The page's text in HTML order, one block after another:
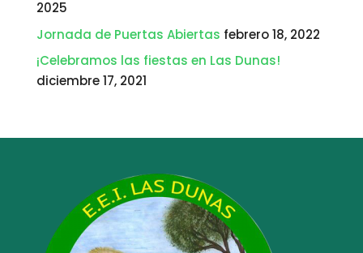
2025
Jornada de Puertas Abiertas febrero 18, 2022
¡Celebramos las fiestas en Las Dunas!
diciembre 17, 2021